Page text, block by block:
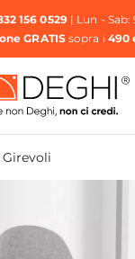
156 0529| Lun - Sab:
GRATISsopra i 490
Girevoli